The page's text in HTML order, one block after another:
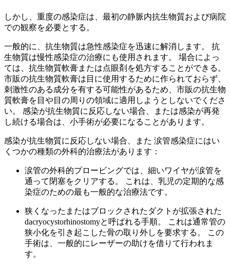
しかし、重度の感染症は、最初の静脈内抗生物質および病院
での観察を必要とする。
一般的に、抗生物質は急性感染症を迅速に解消します。 抗
生物質は慢性感染症の治療にも使用されます。 場合によっ
ては、抗生物質軟膏または点眼剤を処方することができる。
市販の抗生物質軟膏は目に使用するために作られておらず、
刺激性のある成分を有する可能性があるため、市販の抗生物
質軟膏を目や目の周りの領域に適用しようとしないでくださ
い。 感染が抗生物質に反応しない場合、または感染が再発
し続ける場合は、小手術が必要になることがあります。
感染が抗生物質に反応しない場合、また 涙管感染症にはい
くつかの種類の外科的治療法があります：
涙管の外科的プロービングでは、細いワイヤが涙管を
通って閉塞をクリアする。 これは、乳児の定期的な感
染症のための最も一般的な治療法です。
狭くなったまたはブロックされたダクトが拡張された
dacryocystorhinostomyと呼ばれる手順。 これは通常管の
狭小化を引き起こした骨の取り外しを要求する。 この
手術は、一般的にレーザーの助けを借りて行われま
す。